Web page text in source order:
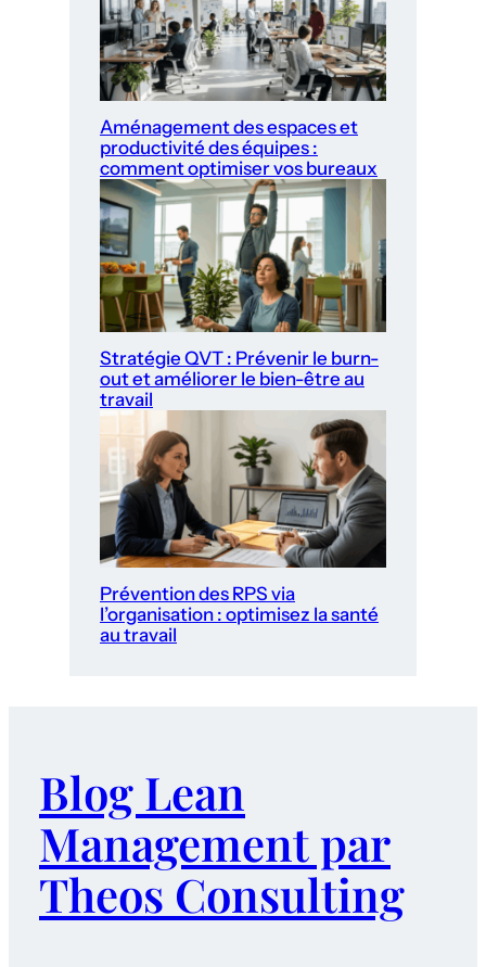
Aménagement des espaces et
productivité des équipes :
comment optimiser vos bureaux
Stratégie QVT : Prévenir le burn-
out et améliorer le bien-être au
travail
Prévention des RPS via
l’organisation : optimisez la santé
au travail
Blog Lean
Management par
Theos Consulting